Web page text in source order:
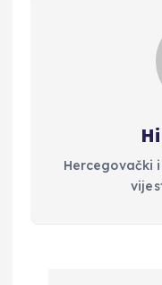
Hercegovački